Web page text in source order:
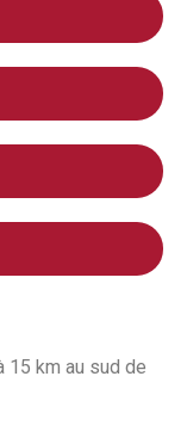
15 km au sud de